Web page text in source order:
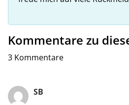
Kommentare zu
3 Kommentare
SB